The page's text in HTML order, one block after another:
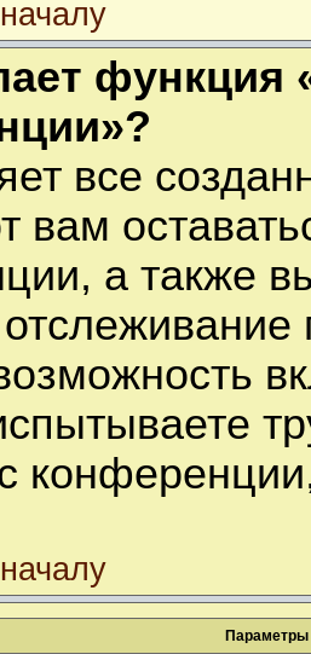
функция
все
вам
а также
Параметры